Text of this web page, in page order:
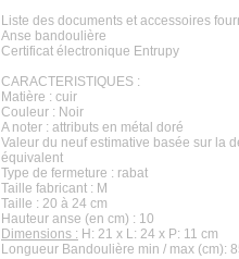
Liste des documents et accessoires
Anse bandoulière
Certificat électronique Entrupy
CARACTERISTIQUES :
Matière : cuir
Couleur : Noir
A noter : attributs en métal doré
Valeur du neuf estimative basée sur la
équivalent
Type de fermeture : rabat
Taille fabricant : M
Taille : 20 à 24 cm
Hauteur anse (en cm) : 10
Dimensions : H: 21 x L: 24 x P: 11 cm
Longueur Bandoulière min / max (cm):